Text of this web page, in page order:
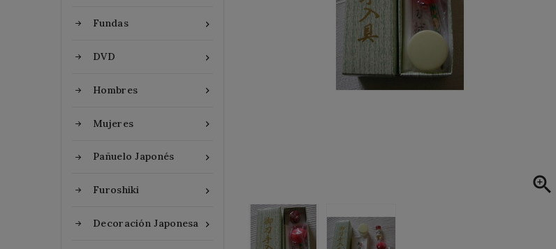

Fundas

DVD

Hombres

Mujeres

Pañuelo Japonés

Furoshiki

Decoración Japonesa
